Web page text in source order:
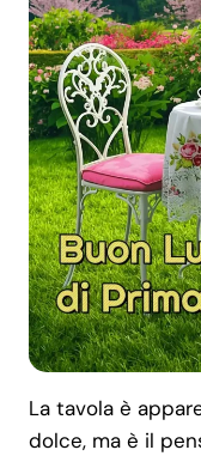
La tavola è
dolce, ma è il